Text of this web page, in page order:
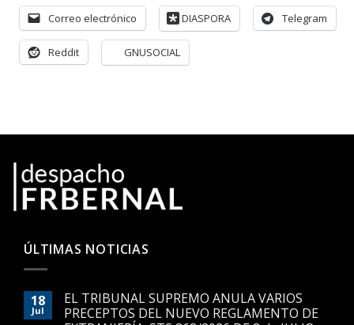
Correo electrónico DIASPORA Telegram
Reddit GNUSOCIAL
ÚLTIMAS NOTICIAS
18
Jul
EL TRIBUNAL SUPREMO ANULA VARIOS
PRECEPTOS DEL NUEVO REGLAMENTO DE